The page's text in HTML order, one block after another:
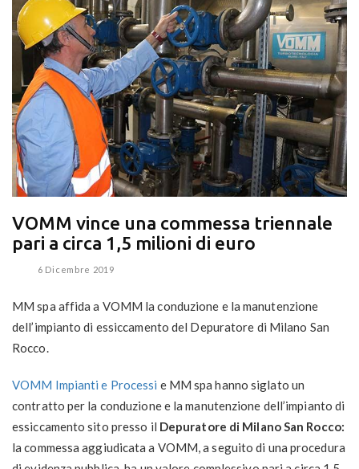
VOMM vince una commessa triennale
pari a circa 1,5 milioni di euro
6 Dicembre 2019
MM spa affida a VOMM la conduzione e la manutenzione
dell’impianto di essiccamento del Depuratore di Milano San
Rocco.
VOMM Impianti e Processi e MM spa hanno siglato un
contratto per la conduzione e la manutenzione dell’impianto di
essiccamento sito presso il Depuratore di Milano San Rocco:
la commessa aggiudicata a VOMM, a seguito di una procedura